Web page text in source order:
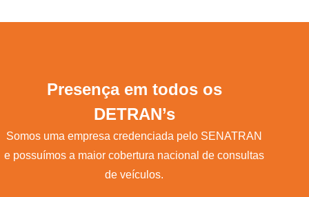
Presença em todos os
DETRAN’s
Somos uma empresa credenciada pelo SENATRAN
e possuímos a maior cobertura nacional de consultas
de veículos.